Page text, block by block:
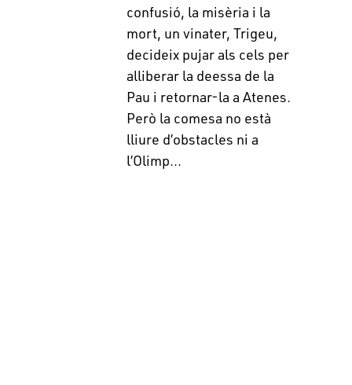
confusió, la misèria i la
mort, un vinater, Trigeu,
decideix pujar als cels per
alliberar la deessa de la
Pau i retornar-la a Atenes.
Però la comesa no està
lliure d’obstacles ni a
l’Olimp...